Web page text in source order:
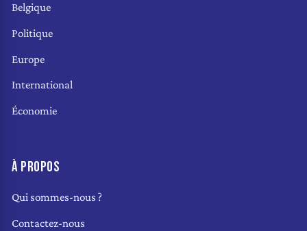
Belgique
Politique
Europe
International
Économie
À PROPOS
Qui sommes-nous ?
Contactez-nous